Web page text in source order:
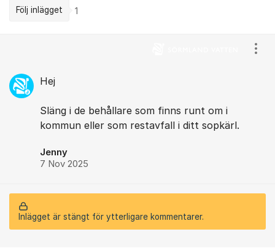
Följ inlägget 1
Hej
Släng i de behållare som finns runt om i
kommun eller som restavfall i ditt sopkärl.
Jenny
7 Nov 2025
Inlägget är stängt för ytterligare kommentarer.